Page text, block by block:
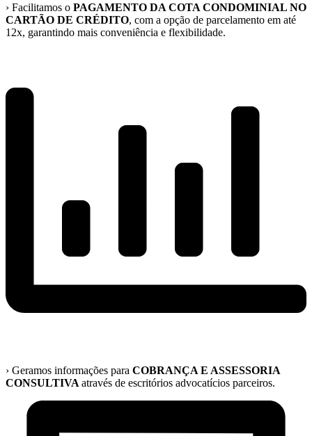
› Facilitamos o PAGAMENTO DA COTA CONDOMINIAL NO
CARTÃO DE CRÉDITO, com a opção de parcelamento em até
12x, garantindo mais conveniência e flexibilidade.
› Geramos informações para COBRANÇA E ASSESSORIA
CONSULTIVA através de escritórios advocatícios parceiros.